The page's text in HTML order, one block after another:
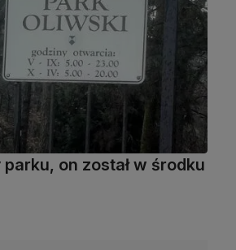
on został w środku